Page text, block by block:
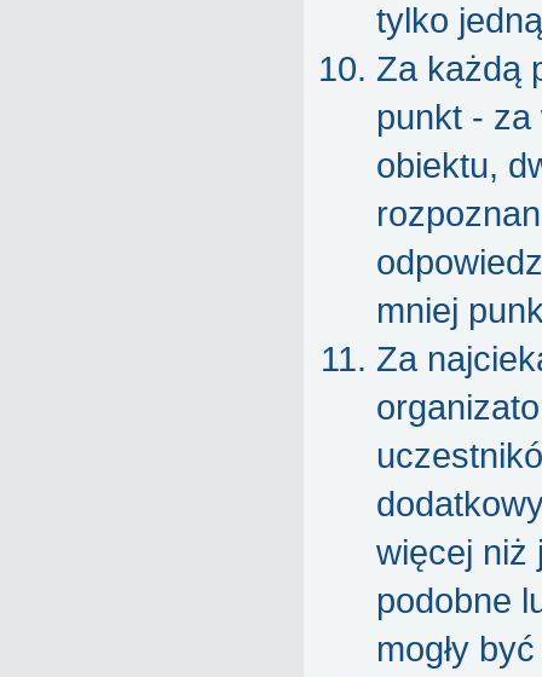
tylko
Za każdą
punkt -
obiektu,
mniej
Za
więcej niż
podobne
mogły